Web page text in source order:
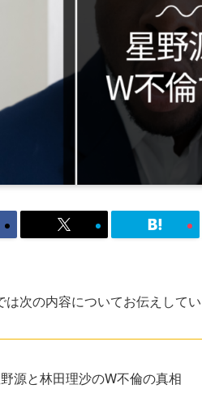
は次の内容についてお伝えしてい
源と林田理沙のW不倫の真相